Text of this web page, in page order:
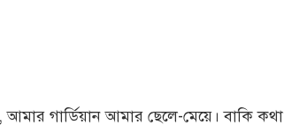
গার্ডিয়ান আমার ছেলে-মেয়ে। বাকি কথা